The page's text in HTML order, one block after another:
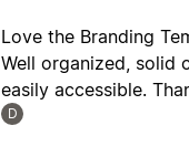
Love the Branding
Well organized, solid
easily accessible.
D